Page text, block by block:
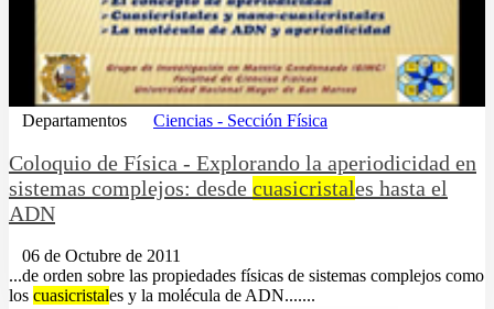
Departamentos Ciencias - Sección Física
Coloquio de Física - Explorando la aperiodicidad en
sistemas complejos: desde cuasicristales hasta el
ADN
06 de Octubre de 2011
...de orden sobre las propiedades físicas de sistemas complejos como
los cuasicristales y la molécula de ADN.......